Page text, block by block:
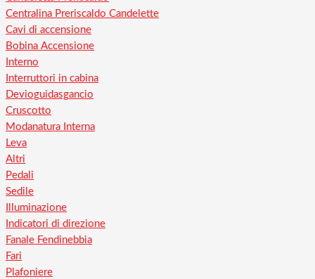
Centralina Preriscaldo Candelette
Cavi di accensione
Bobina Accensione
Interno
Interruttori in cabina
Devioguidasgancio
Cruscotto
Modanatura Interna
Leva
Altri
Pedali
Sedile
Illuminazione
Indicatori di direzione
Fanale Fendinebbia
Fari
Plafoniere